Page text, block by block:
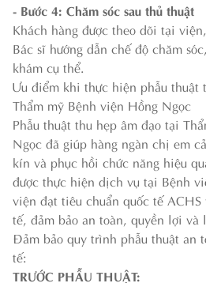
- Bước 4: Chăm sóc sau thủ thuật
Khách hàng được theo dõi tại
Bác sĩ hướng dẫn chế độ chăm
khám cụ thể.
Ưu điểm khi thực hiện phẫu thuật
Thẩm mỹ Bệnh viện Hồng Ngọc
Phẫu thuật thu hẹp âm đạo tại
Ngọc đã giúp hàng ngàn chị em
kín và phục hồi chức năng hiệu
được thực hiện dịch vụ tại Bệnh
viện đạt tiêu chuẩn quốc tế
tế, đảm bảo an toàn, quyền lợi
Đảm bảo quy trình phẫu thuật an
tế:
TRƯỚC PHẪU THUẬT: